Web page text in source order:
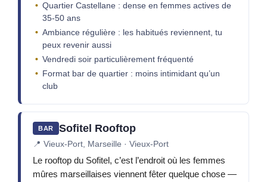
Quartier Castellane : dense en femmes actives de
35-50 ans
Ambiance régulière : les habitués reviennent, tu
peux revenir aussi
Vendredi soir particulièrement fréquenté
Format bar de quartier : moins intimidant qu’un
club
BAR Sofitel Rooftop
📍 Vieux-Port, Marseille · Vieux-Port
Le rooftop du Sofitel, c’est l’endroit où les femmes
mûres marseillaises viennent fêter quelque chose —